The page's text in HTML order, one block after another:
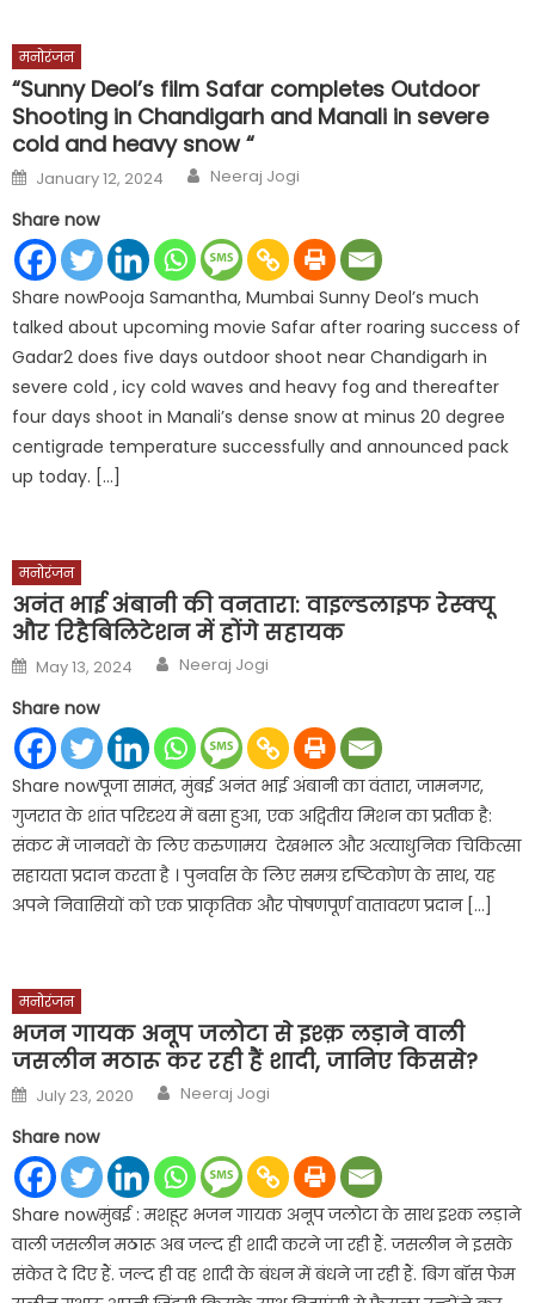
मनोरंजन
“Sunny Deol’s film Safar completes Outdoor
Shooting in Chandigarh and Manali in severe
cold and heavy snow “
Posted
on
January 12, 2024 Author
Neeraj Jogi
Share now
Share nowPooja Samantha, Mumbai Sunny Deol’s much
talked about upcoming movie Safar after roaring success of
Gadar2 does five days outdoor shoot near Chandigarh in
severe cold , icy cold waves and heavy fog and thereafter
four days shoot in Manali’s dense snow at minus 20 degree
centigrade temperature successfully and announced pack
up today. […]
मनोरंजन
अनंत भाई अंबानी की वनतारा: वाइल्डलाइफ रेस्क्यू
और रिहैबिलिटेशन में होंगे सहायक
Posted
on
May 13, 2024 Author
Neeraj Jogi
Share now
Share nowपूजा सामंत, मुंबई अनंत भाई अंबानी का वंतारा, जामनगर,
गुजरात के शांत परिदृश्य में बसा हुआ, एक अद्वितीय मिशन का प्रतीक है:
संकट में जानवरों के लिए करुणामय देखभाल और अत्याधुनिक चिकित्सा
सहायता प्रदान करता है । पुनर्वास के लिए समग्र दृष्टिकोण के साथ, यह
अपने निवासियों को एक प्राकृतिक और पोषणपूर्ण वातावरण प्रदान […]
मनोरंजन
भजन गायक अनूप जलोटा से इश्क़ लड़ाने वाली
जसलीन मठारू कर रही हैं शादी, जानिए किससे?
Posted
on
July 23, 2020 Author
Neeraj Jogi
Share now
Share nowमुंबई : मशहूर भजन गायक अनूप जलोटा के साथ इश्क लड़ाने
वाली जसलीन मठारू अब जल्द ही शादी करने जा रही हैं. जसलीन ने इसके
संकेत दे दिए हैं. जल्द ही वह शादी के बंधन में बंधने जा रही हैं. बिग बॉस फेम